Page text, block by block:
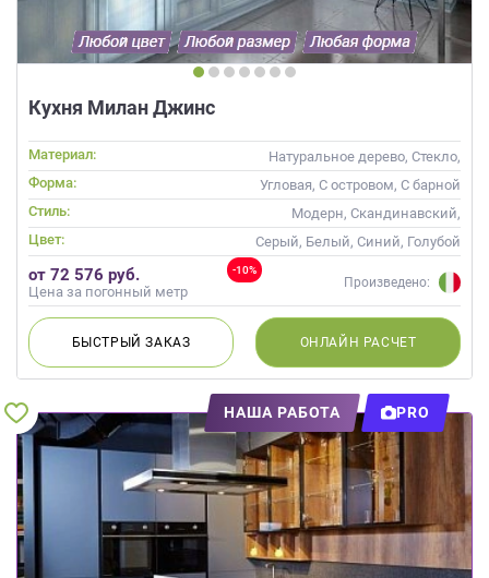
Кухня Милан Джинс
Материал:
Натуральное дерево, Стекло,
Массив
Форма:
Угловая, С островом, С барной
стойкой
Стиль:
Модерн, Скандинавский,
Неоклассика, Современные
Цвет: Серый, Белый, Синий, Голубой
-10%
от 72 576 руб.
Цена за погонный метр
Произведено:
БЫСТРЫЙЗАКАЗ ОНЛАЙН РАСЧЕТ
НАША РАБОТА PRO